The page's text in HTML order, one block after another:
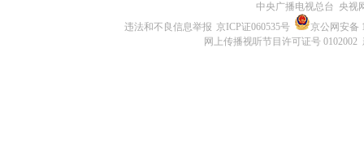
中央广播电视总台 央视
违法和不良信息举报 京ICP证060535号
京公网安备
网上传播视听节目许可证号 0102002